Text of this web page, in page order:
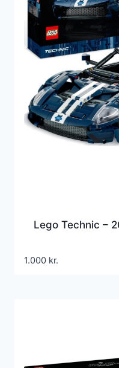
Lego Technic –
1.000 kr.